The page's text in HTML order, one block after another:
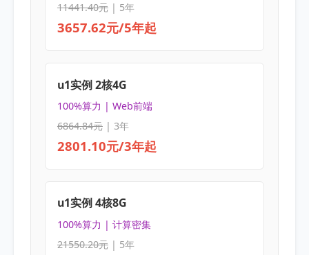
11441.40元| 5年
3657.62元/5年起
u1实例 2核4G
100%算力 | Web前端
6864.84元| 3年
2801.10元/3年起
u1实例 4核8G
100%算力 | 计算密集
21550.20元| 5年